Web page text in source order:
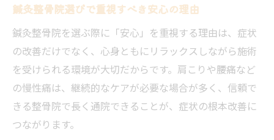
イント
鍼灸整骨院で実感できる丁寧なカウンセリ
ング
初回カウンセリングで確認するべき安心項
目
鍼灸整骨院選びで重視すべき安心の理由
鍼灸整骨院を選ぶ際に「安心」を重視する理由は、症状
の改善だけでなく、心身ともにリラックスしながら施術
を受けられる環境が大切だからです。肩こりや腰痛など
の慢性痛は、継続的なケアが必要な場合が多く、信頼で
きる整骨院で長く通院できることが、症状の根本改善に
つながります。